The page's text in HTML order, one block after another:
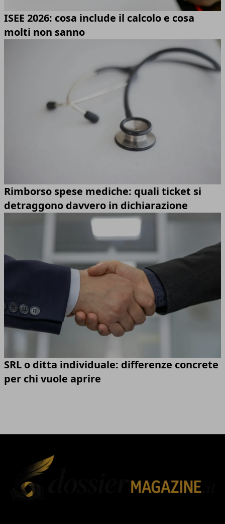
ISEE 2026: cosa include il calcolo e cosa
molti non sanno
Rimborso spese mediche: quali ticket si
detraggono davvero in dichiarazione
SRL o ditta individuale: differenze concrete
per chi vuole aprire